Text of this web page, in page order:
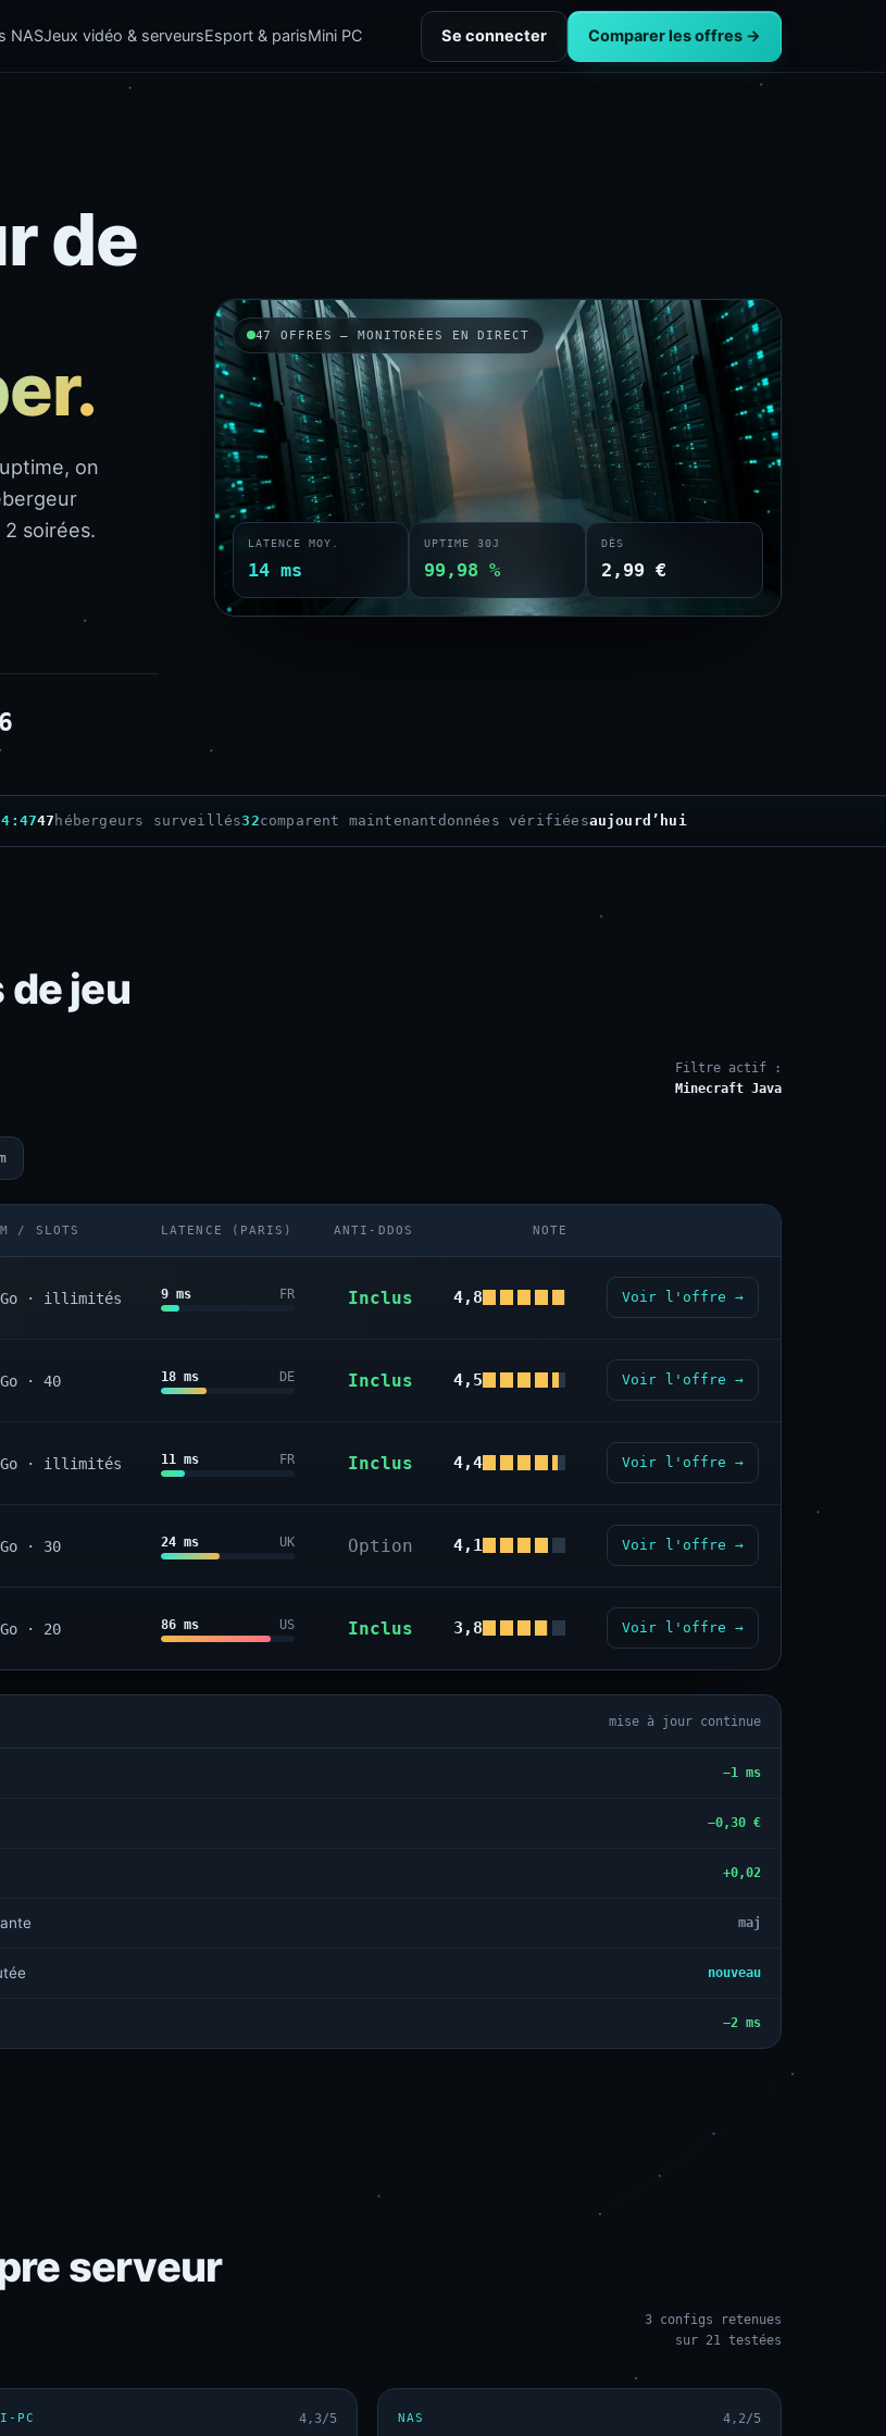
NASJeux vidéo & serveursEsport & parisMini PC Se connecter Comparer les offres →
de
on
soirées.
47 OFFRES — MONITORÉES EN DIRECT
LATENCE MOY.
14 ms
UPTIME 30J
99,98 %
DÈS
2,99 €
47 hébergeurs surveillés32comparent maintenantdonnées vérifiéesaujourd’hui
jeu
Filtre actif :
Minecraft Java
/ SLOTS LATENCE (PARIS) ANTI-DDOS NOTE
· illimités 9 ms FR Inclus 4,8 Voir l'offre →
· 40 18 ms DE Inclus 4,5 Voir l'offre →
· illimités 11 ms FR Inclus 4,4 Voir l'offre →
· 30 24 ms UK Option 4,1 Voir l'offre →
· 20 86 ms US Inclus 3,8 Voir l'offre →
mise à jour continue
−1 ms
−0,30 €
+0,02
maj
nouveau
−2 ms
serveur
3 configs retenues
sur 21 testées
PC 4,3/5 NAS 4,2/5